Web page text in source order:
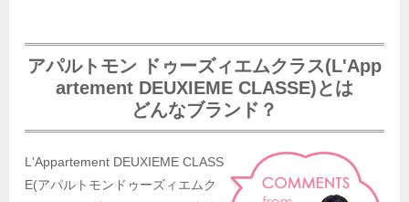
アパルトモン ドゥーズィエムクラス(L'App
artement DEUXIEME CLASSE)とは
どんなブランド？
L'Appartement DEUXIEME CLASS
E(アパルトモンドゥーズィエムク